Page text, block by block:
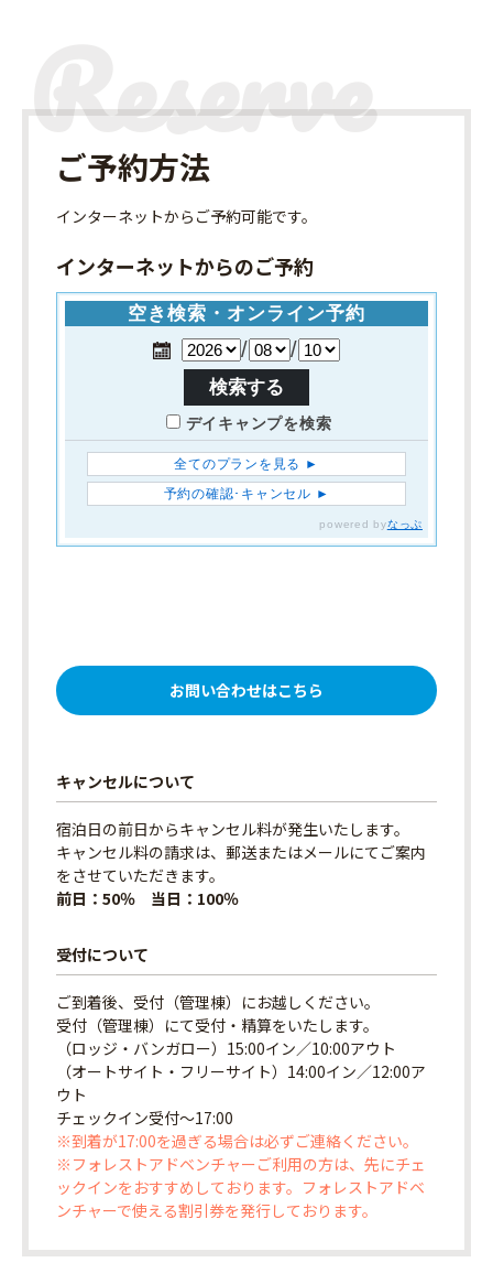
ご予約方法
インターネットからご予約可能です。
インターネットからのご予約
お問い合わせはこちら
キャンセルについて
宿泊日の前日からキャンセル料が発生いたします。
キャンセル料の請求は、郵送またはメールにてご案内
をさせていただきます。
前日：50％ 当日：100％
受付について
ご到着後、受付（管理棟）にお越しください。
受付（管理棟）にて受付・精算をいたします。
（ロッジ・バンガロー）15:00イン／10:00アウト
（オートサイト・フリーサイト）14:00イン／12:00ア
ウト
チェックイン受付〜17:00
※到着が17:00を過ぎる場合は必ずご連絡ください。
※フォレストアドベンチャーご利用の方は、先にチェ
ックインをおすすめしております。フォレストアドベ
ンチャーで使える割引券を発行しております。